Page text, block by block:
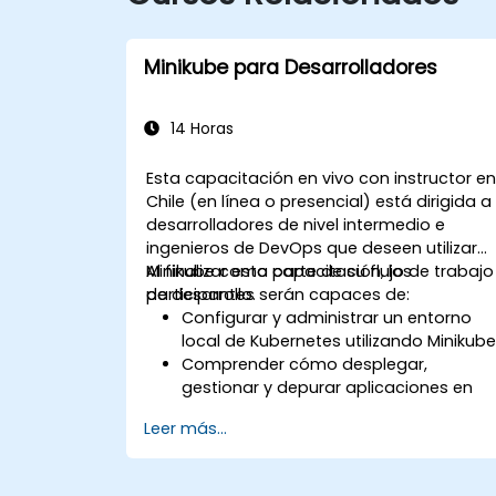
Minikube para Desarrolladores
14 Horas
Esta capacitación en vivo con instructor en
Chile (en línea o presencial) está dirigida a
desarrolladores de nivel intermedio e
ingenieros de DevOps que deseen utilizar
Minikube como parte de su flujo de trabajo
de desarrollo.
Al finalizar esta capacitación, los
participantes serán capaces de:
Configurar y administrar un entorno
local de Kubernetes utilizando
Comprender cómo desplegar,
gestionar y depurar aplicaciones en
Integrar Minikube en sus pipelines de
integración y despliegue continuos.
Leer más...